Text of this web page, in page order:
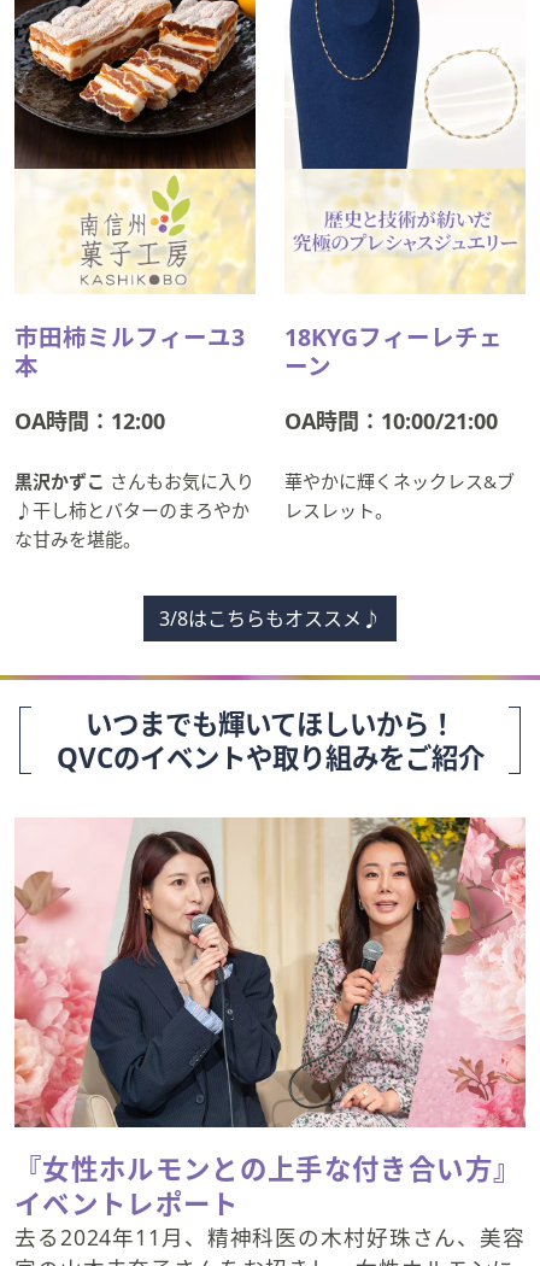
市田柿ミルフィーユ3
本
OA時間：12:00
黒沢かずこ さんもお気に入り
♪干し柿とバターのまろやか
な甘みを堪能。
18KYGフィーレチェ
ーン
OA時間：10:00/21:00
華やかに輝くネックレス&ブ
レスレット。
3/8はこちらもオススメ♪
いつまでも輝いてほしいから！
QVCのイベントや取り組みをご紹介
『女性ホルモンとの上手な付き合い方』
イベントレポート
去る2024年11月、精神科医の木村好珠さん、美容